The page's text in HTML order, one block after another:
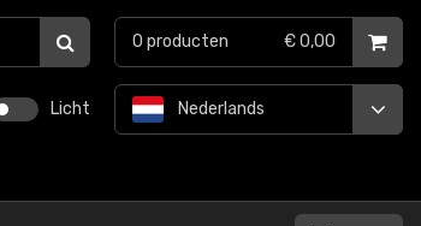
Licht Nederlands
0 producten € 0,00